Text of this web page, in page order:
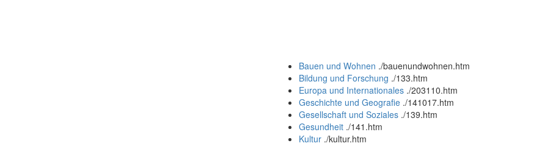
Bauen und Wohnen ./bauenundwohnen.htm
Bildung und Forschung ./133.htm
Europa und Internationales ./203110.htm
Geschichte und Geografie ./141017.htm
Gesellschaft und Soziales ./139.htm
Gesundheit ./141.htm
Kultur ./kultur.htm